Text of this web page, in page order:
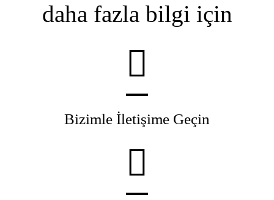
daha fazla bilgi için
Bizimle İletişime Geçin